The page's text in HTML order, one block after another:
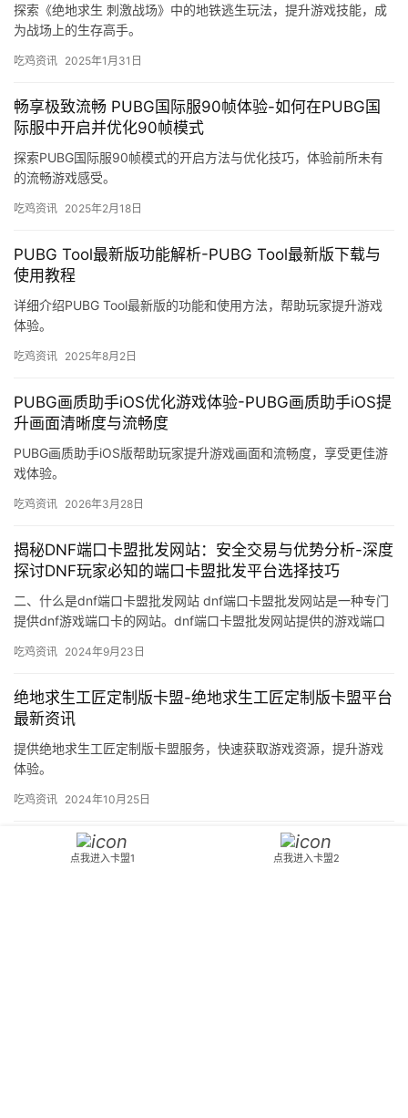
探索《绝地求生 刺激战场》中的地铁逃生玩法，提升游戏技能，成
为战场上的生存高手。
吃鸡资讯 2025年1月31日
畅享极致流畅 PUBG国际服90帧体验-如何在PUBG国
际服中开启并优化90帧模式
探索PUBG国际服90帧模式的开启方法与优化技巧，体验前所未有
的流畅游戏感受。
吃鸡资讯 2025年2月18日
PUBG Tool最新版功能解析-PUBG Tool最新版下载与
使用教程
详细介绍PUBG Tool最新版的功能和使用方法，帮助玩家提升游戏
体验。
吃鸡资讯 2025年8月2日
PUBG画质助手iOS优化游戏体验-PUBG画质助手iOS提
升画面清晰度与流畅度
PUBG画质助手iOS版帮助玩家提升游戏画面和流畅度，享受更佳游
戏体验。
吃鸡资讯 2026年3月28日
揭秘DNF端口卡盟批发网站：安全交易与优势分析-深度
探讨DNF玩家必知的端口卡盟批发平台选择技巧
二、什么是dnf端口卡盟批发网站 dnf端口卡盟批发网站是一种专门
提供dnf游戏端口卡的网站。dnf端口卡盟批发网站提供的游戏端口
吃鸡资讯 2024年9月23日
绝地求生工匠定制版卡盟-绝地求生工匠定制版卡盟平台
最新资讯
提供绝地求生工匠定制版卡盟服务，快速获取游戏资源，提升游戏
体验。
吃鸡资讯 2024年10月25日
永劫无间兑换码在哪输入？快速领取你的奖励-永劫无间
兑换码输入教程及使用方法
点我进入卡盟1 点我进入卡盟2